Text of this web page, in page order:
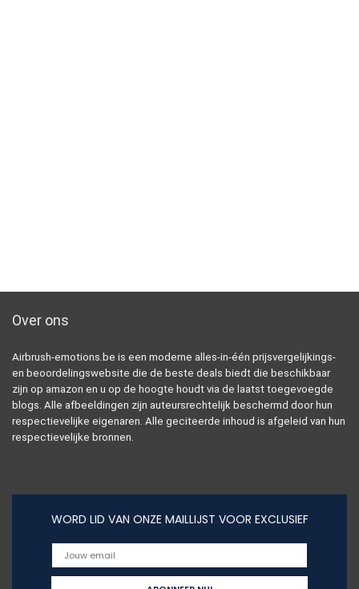
Over ons
Airbrush-emotions.be is een moderne alles-in-één prijsvergelijkings-
en beoordelingswebsite die de beste deals biedt die beschikbaar
zijn op amazon en u op de hoogte houdt via de laatst toegevoegde
blogs. Alle afbeeldingen zijn auteursrechtelijk beschermd door hun
respectievelijke eigenaren. Alle geciteerde inhoud is afgeleid van hun
respectievelijke bronnen.
WORD LID VAN ONZE MAILLIJST VOOR EXCLUSIEF